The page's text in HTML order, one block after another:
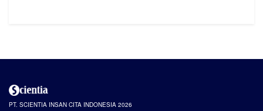
PT. SCIENTIA INSAN CITA INDONESIA 2026